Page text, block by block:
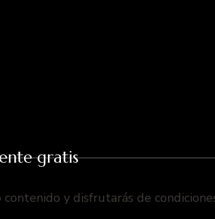
gratis
y disfrutarás de